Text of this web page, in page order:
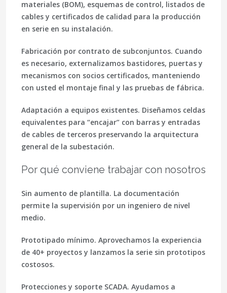
materiales (BOM), esquemas de control, listados de
cables y certificados de calidad para la producción
en serie en su instalación.
Fabricación por contrato de subconjuntos. Cuando
es necesario, externalizamos bastidores, puertas y
mecanismos con socios certificados, manteniendo
con usted el montaje final y las pruebas de fábrica.
Adaptación a equipos existentes. Diseñamos celdas
equivalentes para “encajar” con barras y entradas
de cables de terceros preservando la arquitectura
general de la subestación.
Por qué conviene trabajar con nosotros
Sin aumento de plantilla. La documentación
permite la supervisión por un ingeniero de nivel
medio.
Prototipado mínimo. Aprovechamos la experiencia
de 40+ proyectos y lanzamos la serie sin prototipos
costosos.
Protecciones y soporte SCADA. Ayudamos a